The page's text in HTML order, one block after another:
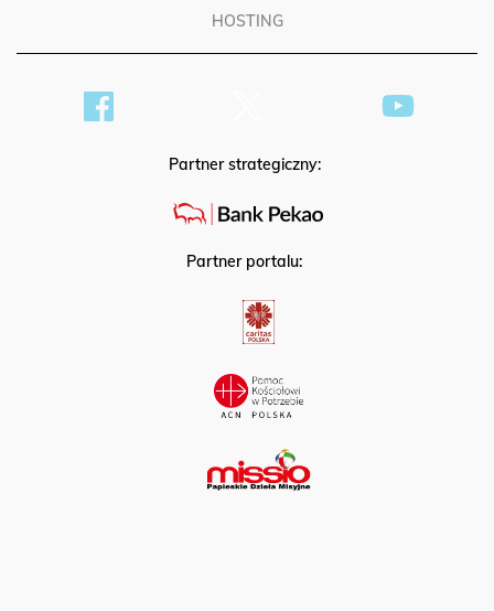
HOSTING
Partner strategiczny:
Partner portalu: